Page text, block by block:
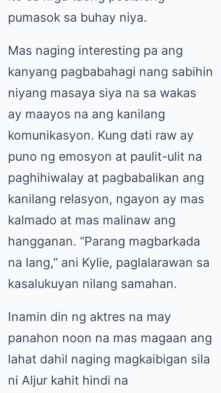
pumasok sa buhay niya.
Mas naging interesting pa ang
kanyang pagbabahagi nang sabihin
niyang masaya siya na sa wakas
ay maayos na ang kanilang
komunikasyon. Kung dati raw ay
puno ng emosyon at paulit-ulit na
paghihiwalay at pagbabalikan ang
kanilang relasyon, ngayon ay mas
kalmado at mas malinaw ang
hangganan. “Parang magbarkada
na lang,” ani Kylie, paglalarawan sa
kasalukuyan nilang samahan.
Inamin din ng aktres na may
panahon noon na mas magaan ang
lahat dahil naging magkaibigan sila
ni Aljur kahit hindi na